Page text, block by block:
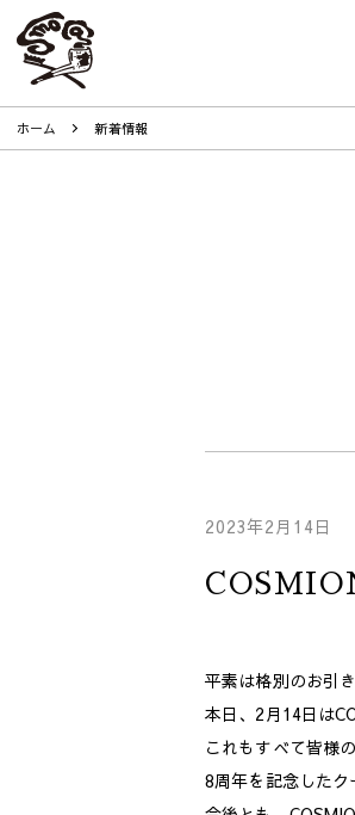
ホーム 新着情報
2023年2月14日
平素は格別のお引
本日、2月14日は
これもすべて皆様
8周年を記念したク